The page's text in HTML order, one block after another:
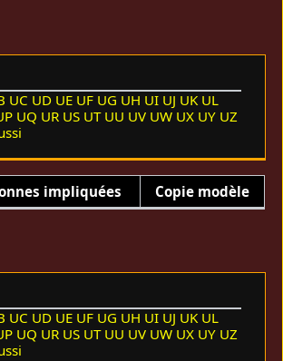
UC UD UE UF UG UH UI UJ UK UL
UQ UR US UT UU UV UW UX UY UZ
impliquées Copie modèle
UC UD UE UF UG UH UI UJ UK UL
UQ UR US UT UU UV UW UX UY UZ